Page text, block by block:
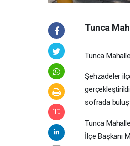
Tunca
Tunca
Şehzadeler
sofrada
Tunca
İlçe Başkanı